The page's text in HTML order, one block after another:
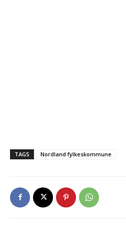
TAGS Nordland fylkeskommune